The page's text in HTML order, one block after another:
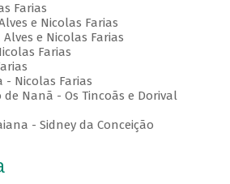
Farias
e Nicolas Farias
e Nicolas Farias
Farias
- Nicolas Farias
Nanã - Os Tincoãs e Dorival
- Sidney da Conceição